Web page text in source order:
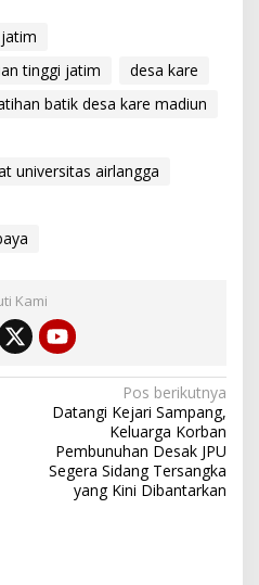
tinggi jatim
desa kare
batik desa kare madiun
universitas airlangga
Kami
Pos berikutnya
Datangi Kejari Sampang,
Keluarga Korban
Pembunuhan Desak JPU
Segera Sidang Tersangka
yang Kini Dibantarkan